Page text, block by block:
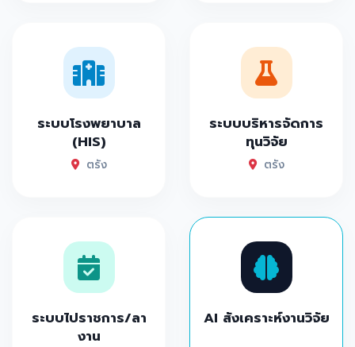
ระบบโรงพยาบาล
(HIS)
ตรัง
ระบบบริหารจัดการ
ทุนวิจัย
ตรัง
ระบบไปราชการ/ลา
งาน
AI สังเคราะห์งานวิจัย